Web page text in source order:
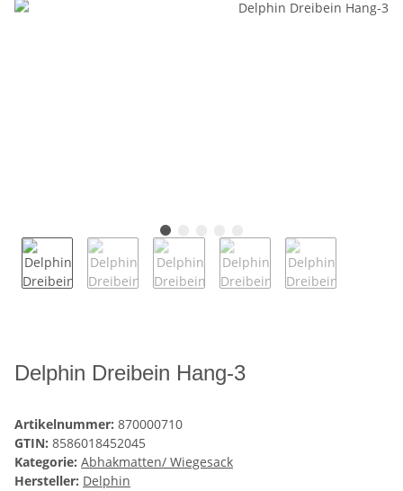
Delphin Dreibein Hang-3
Artikelnummer: 870000710
GTIN: 8586018452045
Kategorie: Abhakmatten/ Wiegesack
Hersteller: Delphin